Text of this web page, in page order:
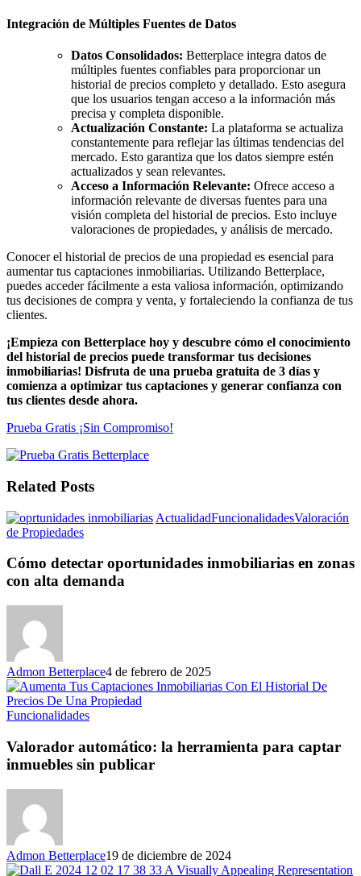
Integración de Múltiples Fuentes de Datos
Datos Consolidados: Betterplace integra datos de
múltiples fuentes confiables para proporcionar un
historial de precios completo y detallado. Esto asegura
que los usuarios tengan acceso a la información más
precisa y completa disponible.
Actualización Constante: La plataforma se actualiza
constantemente para reflejar las últimas tendencias del
mercado. Esto garantiza que los datos siempre estén
actualizados y sean relevantes.
Acceso a Información Relevante: Ofrece acceso a
información relevante de diversas fuentes para una
visión completa del historial de precios. Esto incluye
valoraciones de propiedades, y análisis de mercado.
Conocer el historial de precios de una propiedad es esencial para
aumentar tus captaciones inmobiliarias. Utilizando Betterplace,
puedes acceder fácilmente a esta valiosa información, optimizando
tus decisiones de compra y venta, y fortaleciendo la confianza de tus
clientes.
¡Empieza con Betterplace hoy y descubre cómo el conocimiento
del historial de precios puede transformar tus decisiones
inmobiliarias! Disfruta de una prueba gratuita de 3 días y
comienza a optimizar tus captaciones y generar confianza con
tus clientes desde ahora.
Prueba Gratis ¡Sin Compromiso!
Related Posts
ActualidadFuncionalidadesValoración
de Propiedades
Cómo detectar oportunidades inmobiliarias en zonas
con alta demanda
Admon Betterplace4 de febrero de 2025
Funcionalidades
Valorador automático: la herramienta para captar
inmuebles sin publicar
Admon Betterplace19 de diciembre de 2024